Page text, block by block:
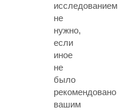
исследованием
не
нужно,
если
иное
не
было
рекомендовано
вашим